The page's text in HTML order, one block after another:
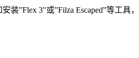
”Flex 3″或”Filza Escaped”等工具